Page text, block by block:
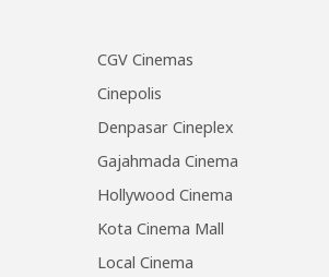
CGV Cinemas
Cinepolis
Denpasar Cineplex
Gajahmada Cinema
Hollywood Cinema
Kota Cinema Mall
Local Cinema